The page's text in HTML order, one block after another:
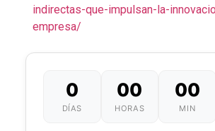
indirectas-que-impulsan-la-
empresa/
0
DÍAS
00
HORAS
00
MIN